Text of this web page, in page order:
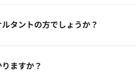
タントの方でしょうか？
ますか？